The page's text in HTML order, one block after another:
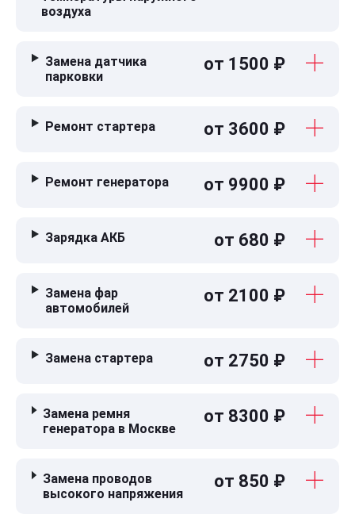
воздуха
Замена датчика
парковки
от 1500 ₽
Ремонт стартера от 3600 ₽
Ремонт генератора от 9900 ₽
Зарядка АКБ от 680 ₽
Замена фар
автомобилей
от 2100 ₽
Замена стартера от 2750 ₽
Замена ремня
генератора в Москве
от 8300 ₽
Замена проводов
высокого напряжения
от 850 ₽